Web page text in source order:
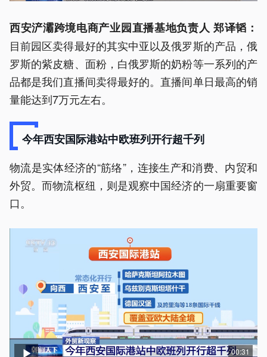
西安浐灞跨境电商产业园直播基地负责人 郑译韬：
目前园区卖得最好的其实中亚以及俄罗斯的产品，俄
罗斯的紫皮糖、面粉，白俄罗斯的奶粉等一系列的产
品都是我们直播间卖得最好的。直播间单日最高的销
量能达到7万元左右。
今年西安国际港站中欧班列开行超千列
物流是实体经济的“筋络”，连接生产和消费、内贸和
外贸。而物流枢纽，则是观察中国经济的一扇重要窗
口。
00:31